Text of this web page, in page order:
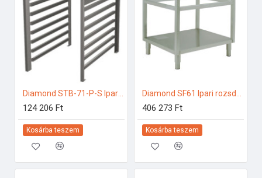
124 206 Ft
Kosárba teszem
406 273 Ft
Kosárba teszem